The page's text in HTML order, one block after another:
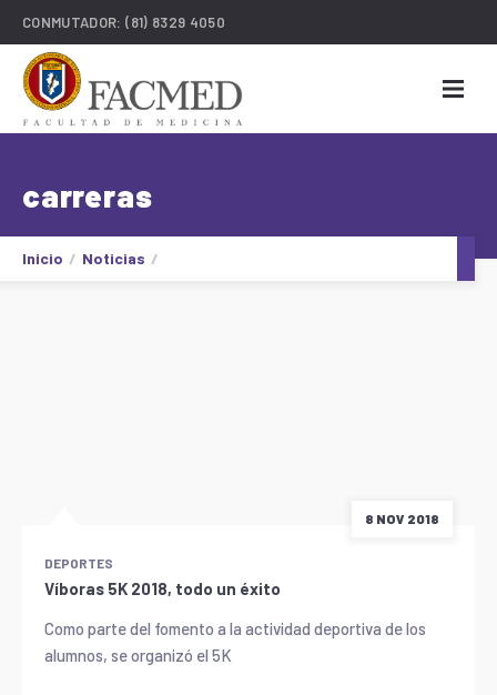
CONMUTADOR:(81) 8329 4050
carreras
Inicio Noticias
8 NOV 2018
DEPORTES
Víboras 5K 2018, todo un éxito
Como parte del fomento a la actividad deportiva de los
alumnos, se organizó el 5K